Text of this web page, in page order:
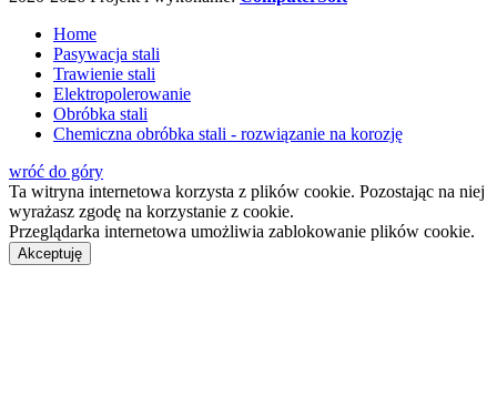
Home
Pasywacja stali
Trawienie stali
Elektropolerowanie
Obróbka stali
Chemiczna obróbka stali - rozwiązanie na korozję
wróć do góry
Ta witryna internetowa korzysta z plików cookie. Pozostając na niej
wyrażasz zgodę na korzystanie z cookie.
Przeglądarka internetowa umożliwia zablokowanie plików cookie.
Akceptuję